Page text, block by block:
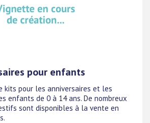
pour enfants
kits pour les anniversaires et les
enfants de 0 à 14 ans. De nombreux
sont disponibles à la vente en